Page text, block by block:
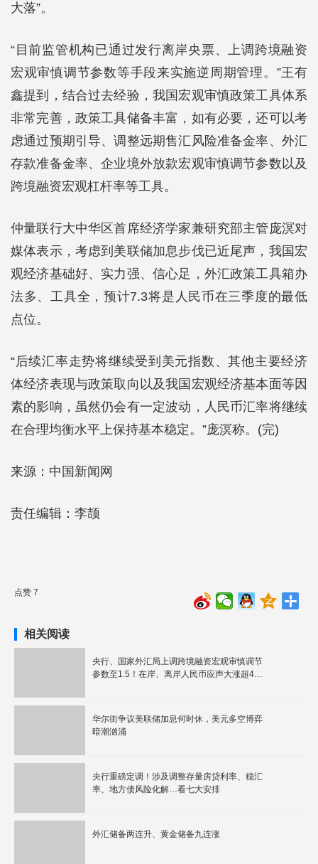
大落”。
“目前监管机构已通过发行离岸央票、上调跨境融资
宏观审慎调节参数等手段来实施逆周期管理。”王有
鑫提到，结合过去经验，我国宏观审慎政策工具体系
非常完善，政策工具储备丰富，如有必要，还可以考
虑通过预期引导、调整远期售汇风险准备金率、外汇
存款准备金率、企业境外放款宏观审慎调节参数以及
跨境融资宏观杠杆率等工具。
仲量联行大中华区首席经济学家兼研究部主管庞溟对
媒体表示，考虑到美联储加息步伐已近尾声，我国宏
观经济基础好、实力强、信心足，外汇政策工具箱办
法多、工具全，预计7.3将是人民币在三季度的最低
点位。
“后续汇率走势将继续受到美元指数、其他主要经济
体经济表现与政策取向以及我国宏观经济基本面等因
素的影响，虽然仍会有一定波动，人民币汇率将继续
在合理均衡水平上保持基本稳定。”庞溟称。(完)
来源：中国新闻网
责任编辑：李颉
点赞 7
相关阅读
央行、国家外汇局上调跨境融资宏观审慎调节
参数至1.5！在岸、离岸人民币应声大涨超400
华尔街争议美联储加息何时休，美元多空博弈
暗潮汹涌
央行重磅定调！涉及调整存量房贷利率、稳汇
率、地方债风险化解…看七大安排
外汇储备两连升、黄金储备九连涨